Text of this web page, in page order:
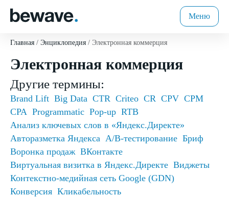
Меню
Главная Энциклопедия Электронная коммерция
Электронная коммерция
Другие термины:
Brand Lift Big Data CTR Criteo CR CPV CPM
CPA Programmatic Pop-up RTB
Анализ ключевых слов в «Яндекс.Директе»
Авторазметка Яндекса А/В-тестирование Бриф
Воронка продаж ВКонтакте
Виртуальная визитка в Яндекс.Директе Виджеты
Контекстно-медийная сеть Google (GDN)
Конверсия Кликабельность